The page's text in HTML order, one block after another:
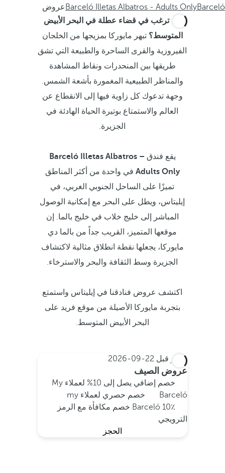
Barceló
Barceló Illetas Albatros - Adults Only عروض
هل ترغب في قضاء عطلة في البحر الأبيض
المتوسط؟ تبهر مايوركا بمزيجها من الخلجان
الفيروزية والقرى الساحرة والطبيعة التي تشق
طريقها بين المنحدرات ونقاط المشاهدة
والمناظر الطبيعية المغمورة بأشعة الشمس.
وجهة تدعوك كل زاوية فيها إلى الانقطاع عن
العالم والاستمتاع بوتيرة الحياة الهادئة في
الجزيرة.
يقع فندق Barceló Illetas Albatros –
Adults Only في واحدة من أكثر المناطق
تميزًا على الساحل الجنوبي الغربي، في
إيليتاس، ويطل على البحر مع إمكانية الوصول
المباشر إلى خليج خلاب في خليج بالما. إن
موقعها المتميز، القريب جداً من بالما دي
مايوركا، يجعلها نقطة انطلاق مثالية لاكتشاف
الجزيرة وسط الثقافة والبحر والاسترخاء.
اكتشف عروض فنادقنا في إيليتاس واستمتع
بتجربة مايوركا الأصيلة من موقع فريد على
البحر الأبيض المتوسط.
احجز قبل 22-09-2026
عروض الصيف
خصم إضافي يصل إلى 10% لعملاء My
Barceló
خصم حصري لعملاء my
Barceló 10٪ خصم مكافأة مع الرمز
الترويجي
الحجز